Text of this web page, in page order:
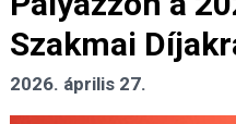
Szakmai
2026. április 27.